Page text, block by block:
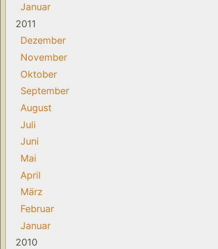
Januar
2011
Dezember
November
Oktober
September
August
Juli
Juni
Mai
April
März
Februar
Januar
2010